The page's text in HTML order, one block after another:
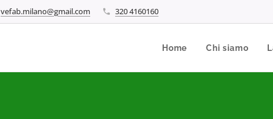
vefab.milano@gmail.com 320 4160160
Home Chi siamo